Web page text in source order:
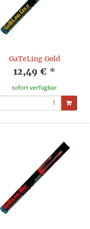
GaTeLing Gold
12,49 € *
sofort verfügbar